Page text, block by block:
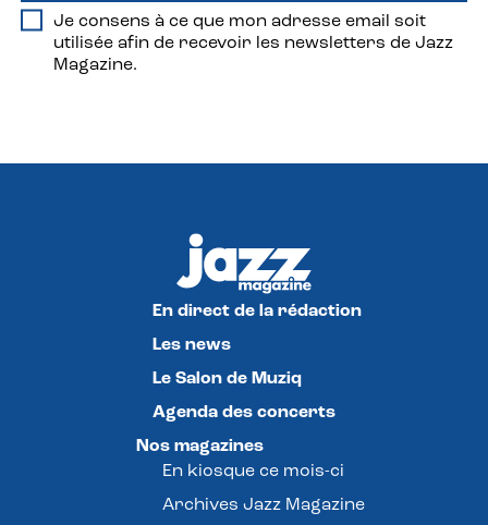
Je consens à ce que mon adresse email soit
utilisée afin de recevoir les newsletters de Jazz
Magazine.
En direct de la rédaction
Les news
Le Salon de Muziq
Agenda des concerts
Nos magazines
En kiosque ce mois-ci
Archives Jazz Magazine